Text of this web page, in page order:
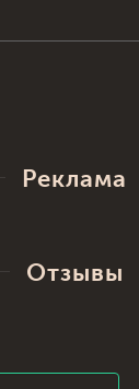
Реклама
Отзывы